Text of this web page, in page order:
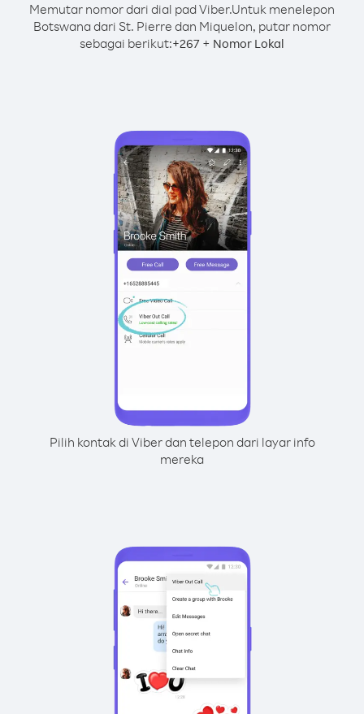
Memutar nomor dari dial pad Viber.Untuk menelepon
Botswana dari St. Pierre dan Miquelon, putar nomor
sebagai berikut:+267 + Nomor Lokal
Pilih kontak di Viber dan telepon dari layar info
mereka